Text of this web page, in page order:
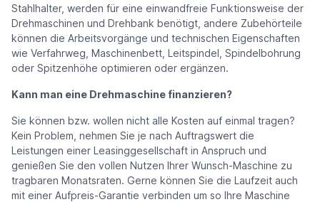
Stahlhalter, werden für eine einwandfreie Funktionsweise der
Drehmaschinen und Drehbank benötigt, andere Zubehörteile
können die Arbeitsvorgänge und technischen Eigenschaften
wie Verfahrweg, Maschinenbett, Leitspindel, Spindelbohrung
oder Spitzenhöhe optimieren oder ergänzen.
Kann man eine Drehmaschine finanzieren?
Sie können bzw. wollen nicht alle Kosten auf einmal tragen?
Kein Problem, nehmen Sie je nach Auftragswert die
Leistungen einer Leasinggesellschaft in Anspruch und
genießen Sie den vollen Nutzen Ihrer Wunsch-Maschine zu
tragbaren Monatsraten. Gerne können Sie die Laufzeit auch
mit einer Aufpreis-Garantie verbinden um so Ihre Maschine